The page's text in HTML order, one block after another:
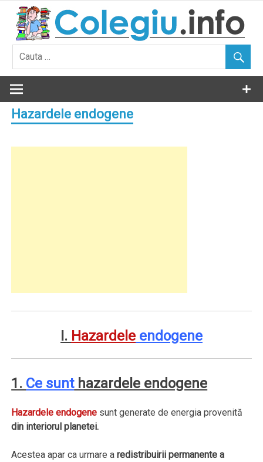
content
Hazardele endogene
I. Hazardele endogene
1. Ce sunthazardele endogene
Hazardele endogene sunt generate de energia provenită
din interiorul planetei.
Acestea apar ca urmare aredistribuirii permanente a